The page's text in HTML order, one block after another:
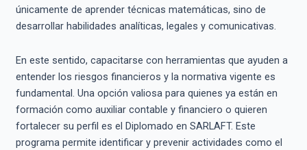
únicamente de aprender técnicas matemáticas, sino de
desarrollar habilidades analíticas, legales y comunicativas.
En este sentido, capacitarse con herramientas que ayuden a
entender los riesgos financieros y la normativa vigente es
fundamental. Una opción valiosa para quienes ya están en
formación como auxiliar contable y financiero o quieren
fortalecer su perfil es el Diplomado en SARLAFT. Este
programa permite identificar y prevenir actividades como el